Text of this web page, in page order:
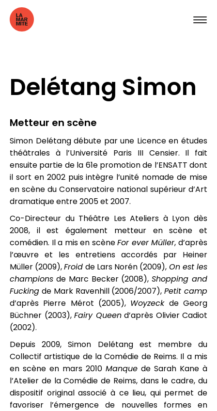
Delétang Simon
Metteur en scène
Simon Delétang débute par une Licence en études
théâtrales à l’Université Paris III Censier. Il fait
ensuite partie de la 61e promotion de l’ENSATT dont
il sort en 2002 puis intègre l’unité nomade de mise
en scène du Conservatoire national supérieur d’Art
dramatique entre 2005 et 2007.
Co-Directeur du Théâtre Les Ateliers à Lyon dès
2008, il est également metteur en scène et
comédien. Il a mis en scèneFor ever Müller, d’après
l’œuvre et les entretiens accordés par Heiner
Müller (2009),Froid de Lars Norén (2009), On est les
champions de Marc Becker (2008),Shopping and
Fucking de Mark Ravenhill (2006/2007),Petit camp
d’après Pierre Mérot (2005), Woyzeckde Georg
Büchner (2003), Fairy Queend’après Olivier Cadiot
(2002).
Depuis 2009, Simon Delétang est membre du
Collectif artistique de la Comédie de Reims. Il a mis
en scène en mars 2010 Manque de Sarah Kane à
l’Atelier de la Comédie de Reims, dans le cadre, du
dispositif original associé à ce lieu, qui permet de
favoriser l’émergence de nouvelles formes en